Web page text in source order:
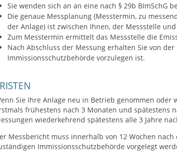
Sie wenden sich an an eine nach § 29b BImSchG
Die genaue Messplanung (Messtermin, zu
der Anlage) ist zwischen Ihnen, der Messstelle
Zum Messtermin ermittelt das Messstelle die
Nach Abschluss der Messung erhalten Sie von
Immissionsschutzbehörde vorzulegen ist.
Sie Ihre Anlage neu in Betrieb genommen
frühestens nach 3 Monaten und spätestens
wiederkehrend spätestens alle 3 Jahre
Messbericht muss innerhalb von 12 Wochen
Immissionsschutzbehörde vorgelegt